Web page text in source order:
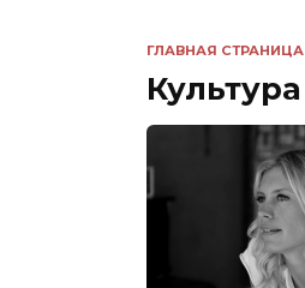
ГЛАВНАЯ СТРАНИЦА
Культура